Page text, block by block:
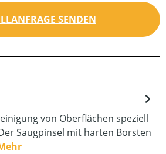
SENDEN
von Oberflächen speziell
Saugpinsel mit harten Borsten